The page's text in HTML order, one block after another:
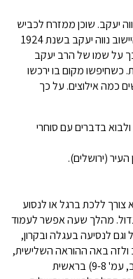
יעקב. שוכן ממזרח לכביש
(מצד ימין) בסיס צבאי. זהו האתר בו נבנה היישוב נווה יעקב בשנת 1924
על שמו של הרב יעקב
כשחיפשו מקום בו ירכשו
כמה אילוצים. על כך
בדברים עם סוחרי
(ירושלים).
צורך ללכת ברגל או לנסוע
גדול. מהלך שעה אפשר לעמוד
וגם לנסיעה בעגלה ובקרון,
ולזה באה ההוראה השלישית,
קירבת מעיין". (מתוך: הכפר העברי נווה יעקב, עמ' 9-8) בראשית